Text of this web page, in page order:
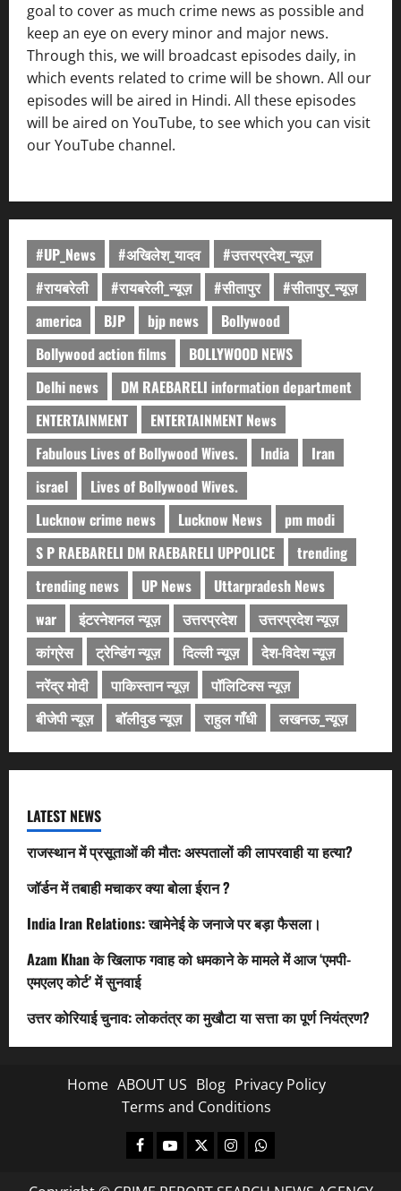
goal to cover as much crime news as possible and
keep an eye on every minor and major news.
Through this, we will broadcast episodes daily, in
which events related to crime will be shown. All our
episodes will be aired in Hindi. All these episodes
will be aired on YouTube, to see which you can visit
our YouTube channel.
#UP_News #अखिलेश_यादव
#उत्तरप्रदेश_न्यूज़
#रायबरेली
#रायबरेली_न्यूज़ #सीतापुर
#सीतापुर_न्यूज़
america
BJP bjp news
Bollywood
Bollywood action films
BOLLYWOOD NEWS
Delhi news
DM RAEBARELI information department
ENTERTAINMENT
ENTERTAINMENT News
Fabulous Lives of Bollywood Wives.
India
Iran
israel
Lives of Bollywood Wives.
Lucknow crime news
Lucknow News
pm modi
S P RAEBARELI DM RAEBARELI UPPOLICE
trending
trending news
UP News
Uttarpradesh News
war
इंटरनेशनल न्यूज़ उत्तरप्रदेश
उत्तरप्रदेश न्यूज़
कांग्रेस
ट्रेन्डिंग न्यूज़ दिल्ली न्यूज़
देश-विदेश न्यूज़
नरेंद्र मोदी
पाकिस्तान न्यूज़
पॉलिटिक्स न्यूज़
बीजेपी न्यूज़
बॉलीवुड न्यूज़ राहुल गाँधी लखनऊ_न्यूज़
LATEST NEWS
राजस्थान में प्रसूताओं की मौत: अस्पतालों की लापरवाही या हत्या?
जॉर्डन में तबाही मचाकर क्या बोला ईरान ?
India Iran Relations: खामेनेई के जनाजे पर बड़ा फैसला।
Azam Khan के खिलाफ गवाह को धमकाने के मामले में आज ‘एमपी-
एमएलए कोर्ट’ में सुनवाई
उत्तर कोरियाई चुनाव: लोकतंत्र का मुखौटा या सत्ता का पूर्ण नियंत्रण?
Home ABOUT US Blog Privacy Policy
Terms and Conditions
Facebook
Youtube
X InstagramWhatsapp